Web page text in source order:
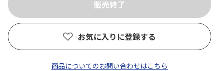
お気に入りに登録する
商品についてのお問い合わせはこちら